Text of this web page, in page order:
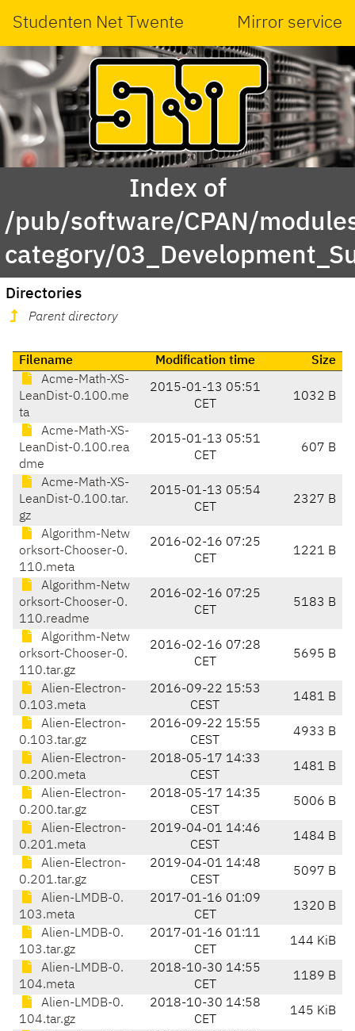
Studenten Net Twente Mirror service
Index of
/pub/software/CPAN/
category/
Directories
Parent directory
Filename Modification time
Size
Acme-Math-XS-
LeanDist-0.100.me
ta
2015-01-13 05:51
CET
1032 B
Acme-Math-XS-
LeanDist-0.100.rea
dme
2015-01-13 05:51
CET
607 B
Acme-Math-XS-
LeanDist-0.100.tar.
gz
2015-01-13 05:54
CET
2327 B
Algorithm-Netw
orksort-Chooser-0.
110.meta
2016-02-16 07:25
CET
1221 B
Algorithm-Netw
orksort-Chooser-0.
110.readme
2016-02-16 07:25
CET
5183 B
Algorithm-Netw
orksort-Chooser-0.
110.tar.gz
2016-02-16 07:28
CET
5695 B
Alien-Electron-
0.103.meta
2016-09-22 15:53
CEST
1481 B
Alien-Electron-
0.103.tar.gz
2016-09-22 15:55
CEST
4933 B
Alien-Electron-
0.200.meta
2018-05-17 14:33
CEST
1481 B
Alien-Electron-
0.200.tar.gz
2018-05-17 14:35
CEST
5006 B
Alien-Electron-
0.201.meta
2019-04-01 14:46
CEST
1484 B
Alien-Electron-
0.201.tar.gz
2019-04-01 14:48
CEST
5097 B
Alien-LMDB-0.
103.meta
2017-01-16 01:09
CET
1320 B
Alien-LMDB-0.
103.tar.gz
2017-01-16 01:11
CET
144 KiB
Alien-LMDB-0.
104.meta
2018-10-30 14:55
CET
1189 B
Alien-LMDB-0.
104.tar.gz
2018-10-30 14:58
CET
145 KiB